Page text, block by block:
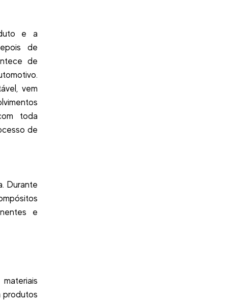
e a
de
de
vem
toda
de
Durante
e
produtos